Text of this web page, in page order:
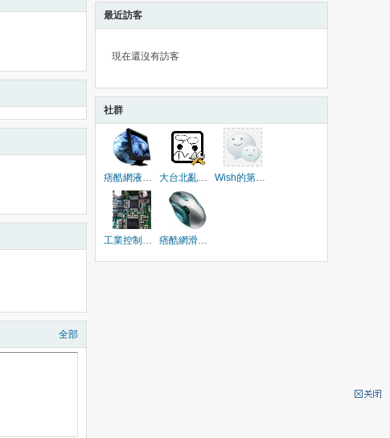
全部
最近訪客
現在還沒有訪客
社群
痞酷網液晶維修大聯盟|LCD維修|液晶電視維修 大台北亂修同樂社群 Wish的第一個社群
工業控制電路板 痞酷網滑鼠測試部隊